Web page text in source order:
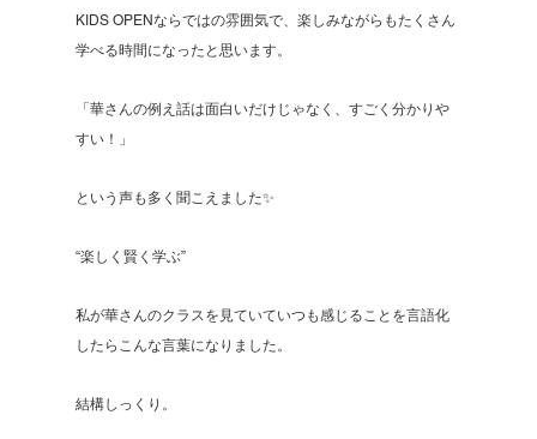
KIDS OPENならではの雰囲気で、楽しみながらもたくさん
学べる時間になったと思います。
「華さんの例え話は面白いだけじゃなく、すごく分かりや
すい！」
という声も多く聞こえました✨
“楽しく賢く学ぶ”
私が華さんのクラスを見ていていつも感じることを言語化
したらこんな言葉になりました。
結構しっくり。